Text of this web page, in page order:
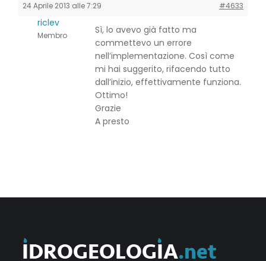
24 Aprile 2013 alle 7:29 #4633
riclev
Membro
Sì, lo avevo già fatto ma
commettevo un errore
nell’implementazione. Così come
mi hai suggerito, rifacendo tutto
dall’inizio, effettivamente funziona.
Ottimo!
Grazie
A presto